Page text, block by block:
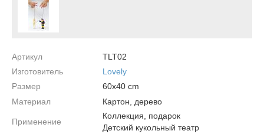
Артикул
TLT02
Изготовитель
Lovely
Размер
60х40 cm
Материал
Картон, дерево
Применение
Коллекция, подарок
Детский кукольный театр